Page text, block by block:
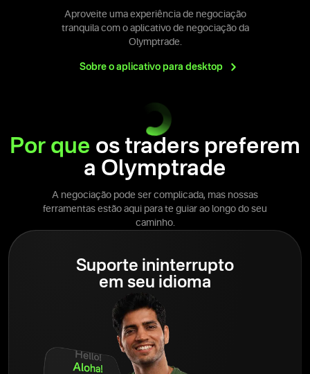
Aproveite uma experiência de negociação
tranquila com o aplicativo de negociação da
Olymptrade.
Sobre o aplicativo para desktop
Por que os traders preferem
a Olymptrade
A negociação pode ser complicada, mas nossas
ferramentas estão aqui para te guiar ao longo do seu
caminho.
Suporte ininterrupto
em seu idioma